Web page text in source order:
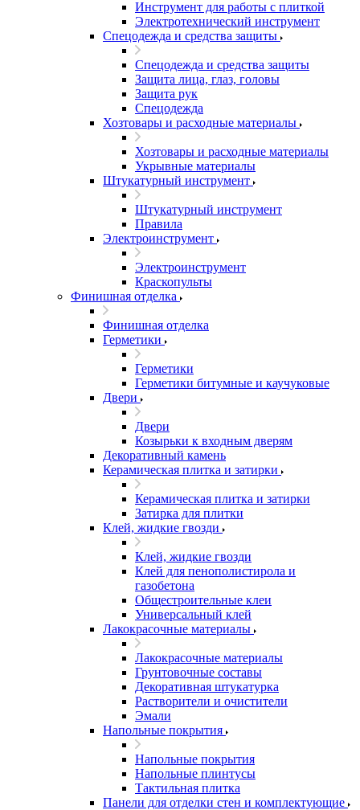
Инструмент для работы с плиткой
Электротехнический инструмент
Спецодежда и средства защиты
Спецодежда и средства защиты
Защита лица, глаз, головы
Защита рук
Спецодежда
Хозтовары и расходные материалы
Хозтовары и расходные материалы
Укрывные материалы
Штукатурный инструмент
Штукатурный инструмент
Правила
Электроинструмент
Электроинструмент
Краскопульты
Финишная отделка
Финишная отделка
Герметики
Герметики
Герметики битумные и каучуковые
Двери
Двери
Козырьки к входным дверям
Декоративный камень
Керамическая плитка и затирки
Керамическая плитка и затирки
Затирка для плитки
Клей, жидкие гвозди
Клей, жидкие гвозди
Клей для пенополистирола и
газобетона
Общестроительные клеи
Универсальный клей
Лакокрасочные материалы
Лакокрасочные материалы
Грунтовочные составы
Декоративная штукатурка
Растворители и очистители
Эмали
Напольные покрытия
Напольные покрытия
Напольные плинтусы
Тактильная плитка
Панели для отделки стен и комплектующие